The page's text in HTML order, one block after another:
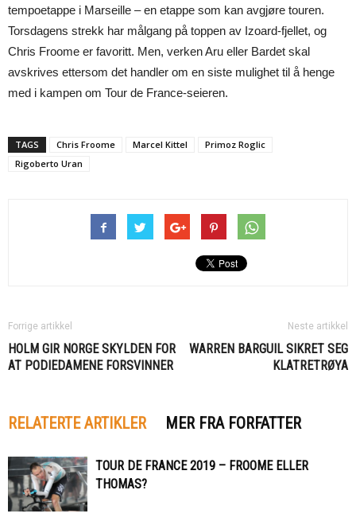
tempoetappe i Marseille – en etappe som kan avgjøre touren.
Torsdagens strekk har målgang på toppen av Izoard-fjellet, og
Chris Froome er favoritt. Men, verken Aru eller Bardet skal
avskrives ettersom det handler om en siste mulighet til å henge
med i kampen om Tour de France-seieren.
TAGS Chris Froome Marcel Kittel
Primoz Roglic
Rigoberto Uran
Forrige artikkel
HOLM GIR NORGE SKYLDEN FOR
AT PODIEDAMENE FORSVINNER
Neste artikkel
WARREN BARGUIL SIKRET SEG
KLATRETRØYA
RELATERTE ARTIKLER MER FRA FORFATTER
TOUR DE FRANCE 2019 – FROOME ELLER
THOMAS?